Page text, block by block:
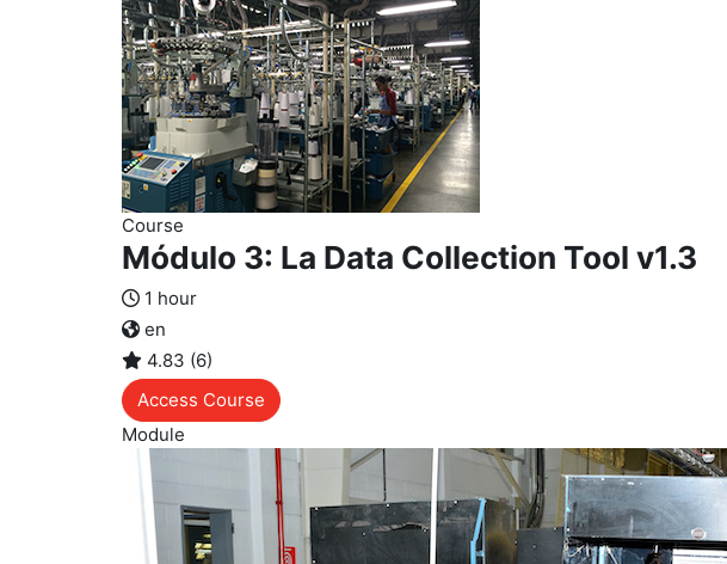
Course
Módulo 3: La Data Collection Tool v1.3
1 hour
en
4.83 (6)
Access Course
Module